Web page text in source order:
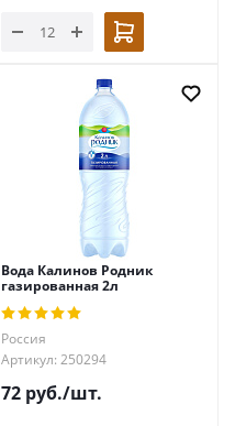
Вода Калинов Родник
газированная 2л
Россия
Артикул: 250294
72 руб./шт.